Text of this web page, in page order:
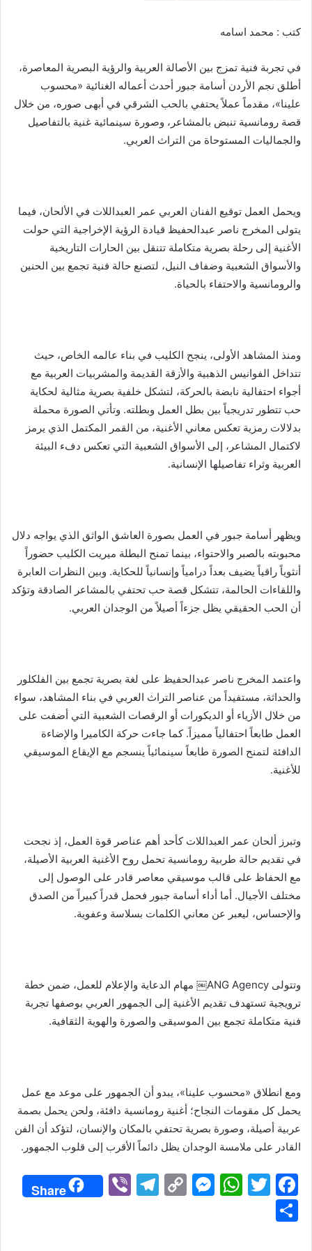
كتب : محمد اسامه
في تجربة فنية تمزج بين الأصالة العربية والرؤية البصرية المعاصرة،
أطلق نجم الأردن أسامة جبور أحدث أعماله الغنائية «محسوب
علينا»، مقدماً عملاً يحتفي بالحب الشرقي في أبهى صوره، من خلال
قصة رومانسية تنبض بالمشاعر، وصورة سينمائية غنية بالتفاصيل
والجماليات المستوحاة من التراث العربي.
ويحمل العمل توقيع الفنان العربي عمر العبداللات في الألحان، فيما
يتولى المخرج ناصر عبدالحفيظ قيادة الرؤية الإخراجية التي حولت
الأغنية إلى رحلة بصرية متكاملة تتنقل بين الحارات التاريخية
والأسواق الشعبية وضفاف النيل، لتصنع حالة فنية تجمع بين الحنين
والرومانسية والاحتفاء بالحياة.
ومنذ المشاهد الأولى، ينجح الكليب في بناء عالمه الخاص، حيث
تتداخل الفوانيس الذهبية والأزقة القديمة والمشربيات العربية مع
أجواء احتفالية نابضة بالحركة، لتشكل خلفية بصرية مثالية لحكاية
حب تتطور تدريجياً بين بطل العمل وبطلته. وتأتي الصورة محملة
بدلالات رمزية تعكس معاني الأغنية، من القمر المكتمل الذي يرمز
لاكتمال المشاعر، إلى الأسواق الشعبية التي تعكس دفء البيئة
العربية وثراء تفاصيلها الإنسانية.
ويظهر أسامة جبور في العمل بصورة العاشق الواثق الذي يواجه دلال
محبوبته بالصبر والاحتواء، بينما تمنح البطلة ميريت الكليب حضوراً
أنثوياً راقياً يضيف بعداً درامياً وإنسانياً للحكاية. وبين النظرات العابرة
واللقاءات الحالمة، تتشكل قصة حب تحتفي بالمشاعر الصادقة وتؤكد
أن الحب الحقيقي يظل جزءاً أصيلاً من الوجدان العربي.
واعتمد المخرج ناصر عبدالحفيظ على لغة بصرية تجمع بين الفلكلور
والحداثة، مستفيداً من عناصر التراث العربي في بناء المشاهد، سواء
من خلال الأزياء أو الديكورات أو الرقصات الشعبية التي أضفت على
العمل طابعاً احتفالياً مميزاً. كما جاءت حركة الكاميرا والإضاءة
الدافئة لتمنح الصورة طابعاً سينمائياً ينسجم مع الإيقاع الموسيقي
للأغنية.
وتبرز ألحان عمر العبداللات كأحد أهم عناصر قوة العمل، إذ نجحت
في تقديم حالة طربية رومانسية تحمل روح الأغنية العربية الأصيلة،
مع الحفاظ على قالب موسيقي معاصر قادر على الوصول إلى
مختلف الأجيال. أما أداء أسامة جبور فحمل قدراً كبيراً من الصدق
والإحساس، ليعبر عن معاني الكلمات بسلاسة وعفوية.
وتتولى ANG Agency⁠￼ مهام الدعاية والإعلام للعمل، ضمن خطة
ترويجية تستهدف تقديم الأغنية إلى الجمهور العربي بوصفها تجربة
فنية متكاملة تجمع بين الموسيقى والصورة والهوية الثقافية.
ومع انطلاق «محسوب علينا»، يبدو أن الجمهور على موعد مع عمل
يحمل كل مقومات النجاح؛ أغنية رومانسية دافئة، ولحن يحمل بصمة
عربية أصيلة، وصورة بصرية تحتفي بالمكان والإنسان، لتؤكد أن الفن
القادر على ملامسة الوجدان يظل دائماً الأقرب إلى قلوب الجمهور.
F
T
W
M
C
T
Vi
b
Share